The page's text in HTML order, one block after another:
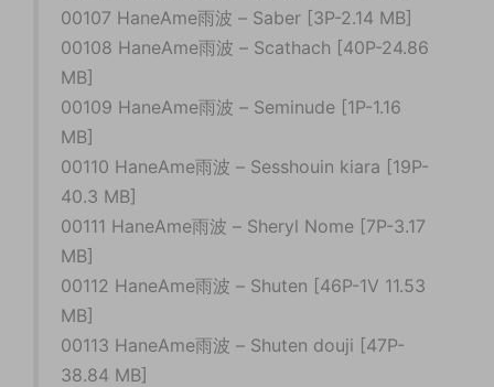
00107 HaneAme雨波 – Saber [3P-2.14 MB]
00108 HaneAme雨波 – Scathach [40P-24.86
MB]
00109 HaneAme雨波 – Seminude [1P-1.16
MB]
00110 HaneAme雨波 – Sesshouin kiara [19P-
40.3 MB]
00111 HaneAme雨波 – Sheryl Nome [7P-3.17
MB]
00112 HaneAme雨波 – Shuten [46P-1V 11.53
MB]
00113 HaneAme雨波 – Shuten douji [47P-
38.84 MB]